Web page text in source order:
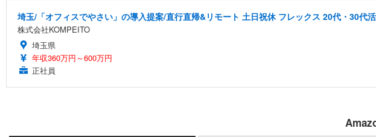
埼玉/「オフィスでやさい」の導入提案/直行直帰&リモート 土日祝休 フレックス 20代・30代
株式会社KOMPEITO
埼玉県
年収360万円～600万円
正社員